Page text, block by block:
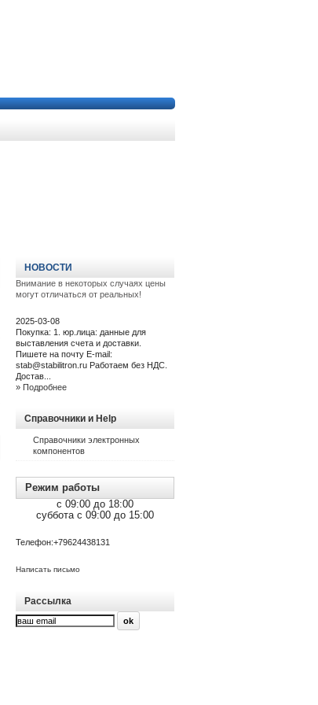
НОВОСТИ
Внимание в некоторых случаях цены
могут отличаться от реальных!
2025-03-08
Покупка: 1. юр.лица: данные для
выставления счета и доставки.
Пишете на почту E-mail:
stab@stabilitron.ru Работаем без НДС.
Достав...
» Подробнее
Справочники и Help
Справочники электронных
компонентов
Режим работы
c 09:00 до 18:00
суббота c 09:00 до 15:00
Телефон:+79624438131
Написать письмо
Рассылка